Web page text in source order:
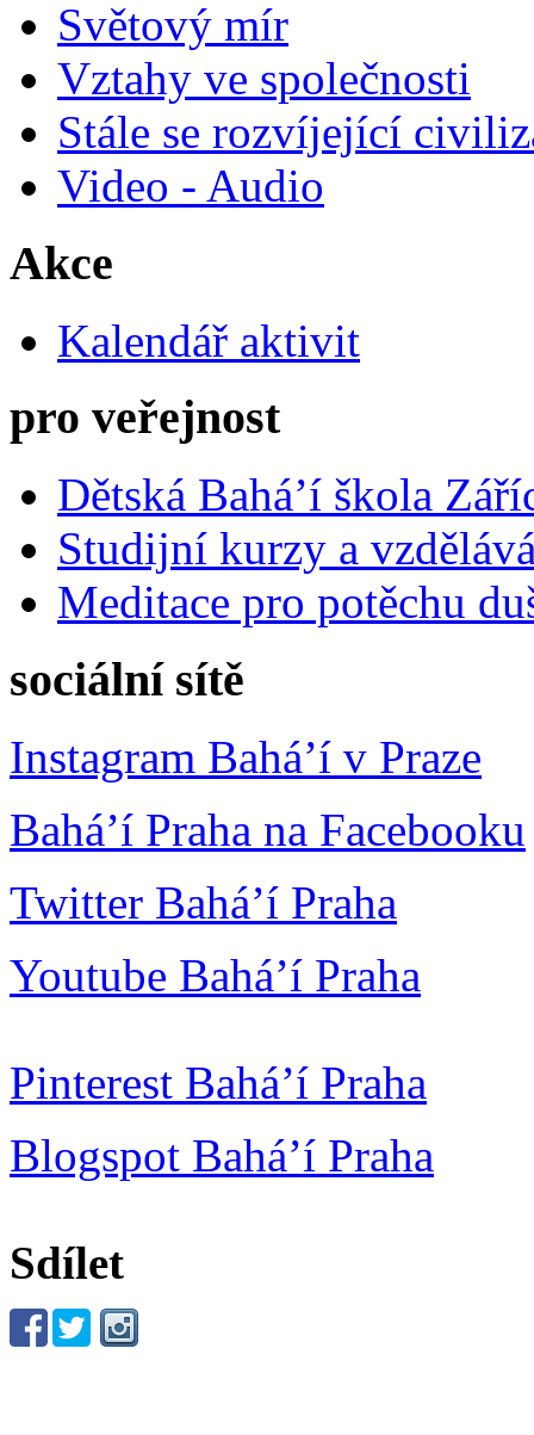
Světový mír
Vztahy ve společnosti
Stále se rozvíjející
Video - Audio
Akce
Kalendář aktivit
pro veřejnost
Dětská Bahá’í škola
Studijní kurzy a
Meditace pro potěchu
sociální sítě
Instagram Bahá’í v Praze
Bahá’í Praha na Facebooku
Twitter Bahá’í Praha
Youtube Bahá’í Praha
Pinterest Bahá’í Praha
Blogspot Bahá’í Praha
Sdílet